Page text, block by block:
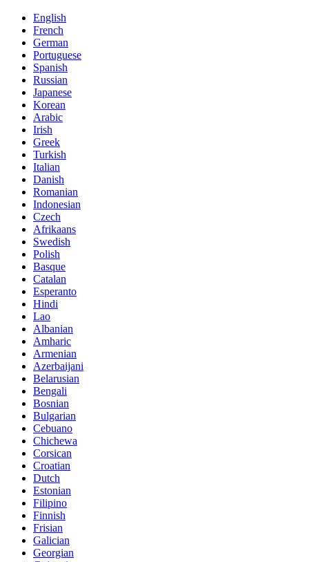
English
French
German
Portuguese
Spanish
Russian
Japanese
Korean
Arabic
Irish
Greek
Turkish
Italian
Danish
Romanian
Indonesian
Czech
Afrikaans
Swedish
Polish
Basque
Catalan
Esperanto
Hindi
Lao
Albanian
Amharic
Armenian
Azerbaijani
Belarusian
Bengali
Bosnian
Bulgarian
Cebuano
Chichewa
Corsican
Croatian
Dutch
Estonian
Filipino
Finnish
Frisian
Galician
Georgian